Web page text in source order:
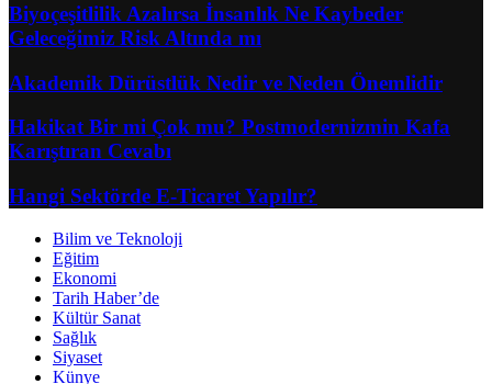
Biyoçeşitlilik Azalırsa İnsanlık Ne Kaybeder
Geleceğimiz Risk Altında mı
Akademik Dürüstlük Nedir ve Neden Önemlidir
Hakikat Bir mi Çok mu? Postmodernizmin Kafa
Karıştıran Cevabı
Hangi Sektörde E-Ticaret Yapılır?
Bilim ve Teknoloji
Eğitim
Ekonomi
Tarih Haber’de
Kültür Sanat
Sağlık
Siyaset
Künye